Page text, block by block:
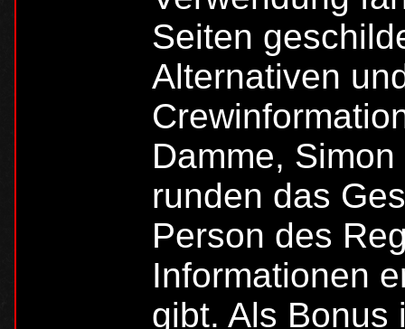
Seiten
Alternativen
Damme,
runden das
Person des
Informationen
gibt. Als Bonus